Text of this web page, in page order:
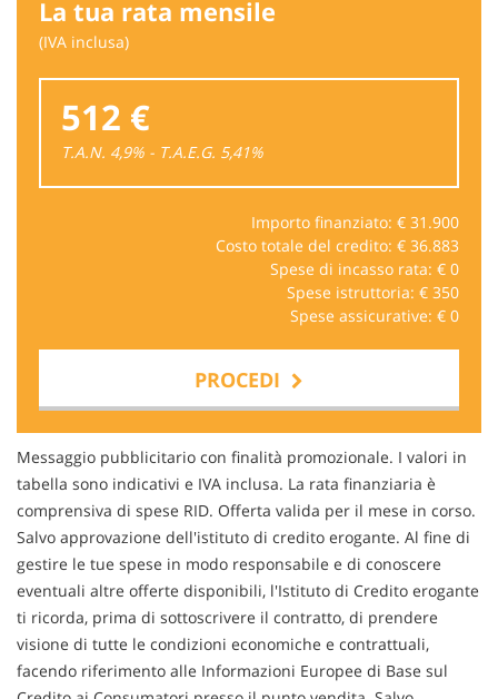
La tua rata mensile
(IVA inclusa)
512 €
T.A.N. 4,9% - T.A.E.G. 5,41%
Importo finanziato: € 31.900
Costo totale del credito: € 36.883
Spese di incasso rata: € 0
Spese istruttoria: € 350
Spese assicurative: € 0
PROCEDI
Contattaci
Messaggio pubblicitario con finalità promozionale. I valori in
tabella sono indicativi e IVA inclusa. La rata finanziaria è
comprensiva di spese RID. Offerta valida per il mese in corso.
Salvo approvazione dell'istituto di credito erogante. Al fine di
gestire le tue spese in modo responsabile e di conoscere
eventuali altre offerte disponibili, l'Istituto di Credito erogante
ti ricorda, prima di sottoscrivere il contratto, di prendere
visione di tutte le condizioni economiche e contrattuali,
facendo riferimento alle Informazioni Europee di Base sul